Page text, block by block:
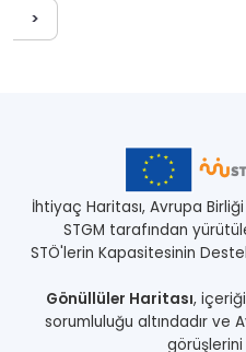
>
İhtiyaç Haritası, Avrupa
STGM tarafından
STÖ'lerin Kapasitesinin
Gönüllüler Haritası,
sorumluluğu altındadır ve